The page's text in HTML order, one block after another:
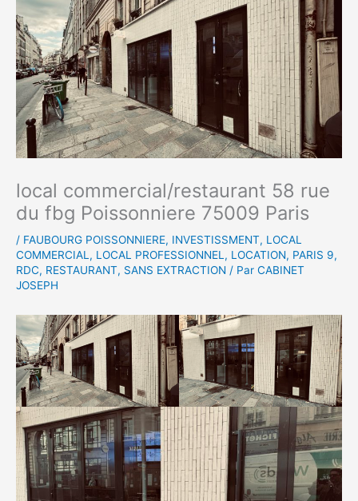
local commercial/restaurant 58 rue
du fbg Poissonniere 75009 Paris
/ FAUBOURG POISSONNIERE, INVESTISSMENT, LOCAL
COMMERCIAL , LOCAL PROFESSIONNEL , LOCATION, PARIS 9,
RDC, RESTAURANT, SANS EXTRACTION / Par CABINET
JOSEPH